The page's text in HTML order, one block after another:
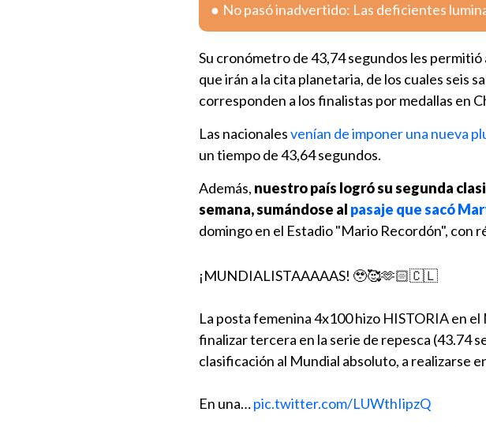
No pasó inadvertido: Las deficientes
Su cronómetro de 43,74 segundos les
que irán a la cita planetaria, de los cuales seis
corresponden a los finalistas por medallas en
Las nacionalesvenían de imponer una nueva
un tiempo de 43,64 segundos.
Además, nuestro país logró su segunda
semana, sumándose al pasaje que sacó
domingo en el Estadio "Mario Recordón", con
¡MUNDIALISTAAAAAS! 🥹🥰🫶🏻🇨🇱
La posta femenina 4x100 hizo HISTORIA en
finalizar tercera en la serie de repesca (43.74
clasificación al Mundial absoluto, a realizarse
En una…pic.twitter.com/LUWthIipzQ